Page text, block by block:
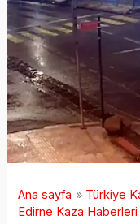
Ana sayfa
Türkiye
Edirne Kaza Haberleri